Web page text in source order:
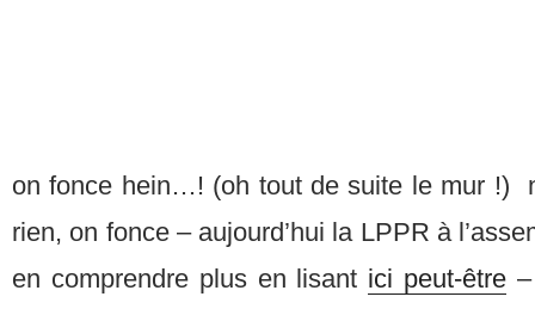
on fonce hein…! (oh tout de suite le mur !)
rien, on fonce – aujourd’hui la LPPR à
en comprendre plus en lisant ici peut-être